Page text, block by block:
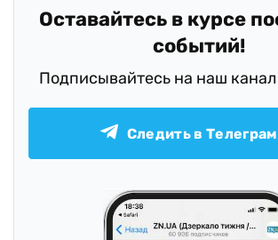
Оставайтесь в курсе
событий!
Подписывайтесь на наш канал
Следить в